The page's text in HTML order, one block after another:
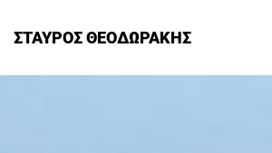
ΣΤΑΥΡΟΣ ΘΕΟΔΩΡΑΚΗΣ